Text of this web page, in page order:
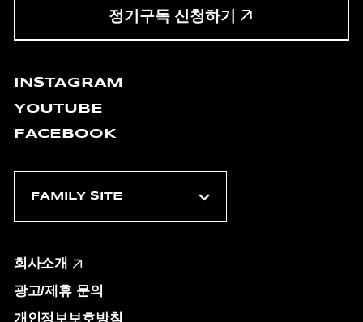
정기구독 신청하기
INSTAGRAM
YOUTUBE
FACEBOOK
회사소개
광고/제휴 문의
개인정보보호방침